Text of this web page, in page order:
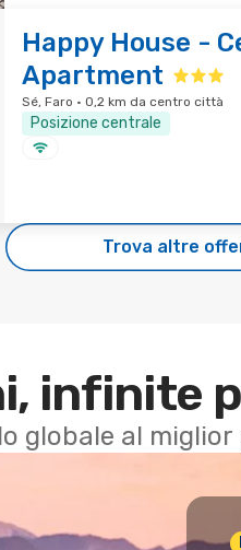
Happy House -
Apartment
Sé, Faro · 0,2 km da centro città
Posizione centrale
Trova altre
infinite
globale al